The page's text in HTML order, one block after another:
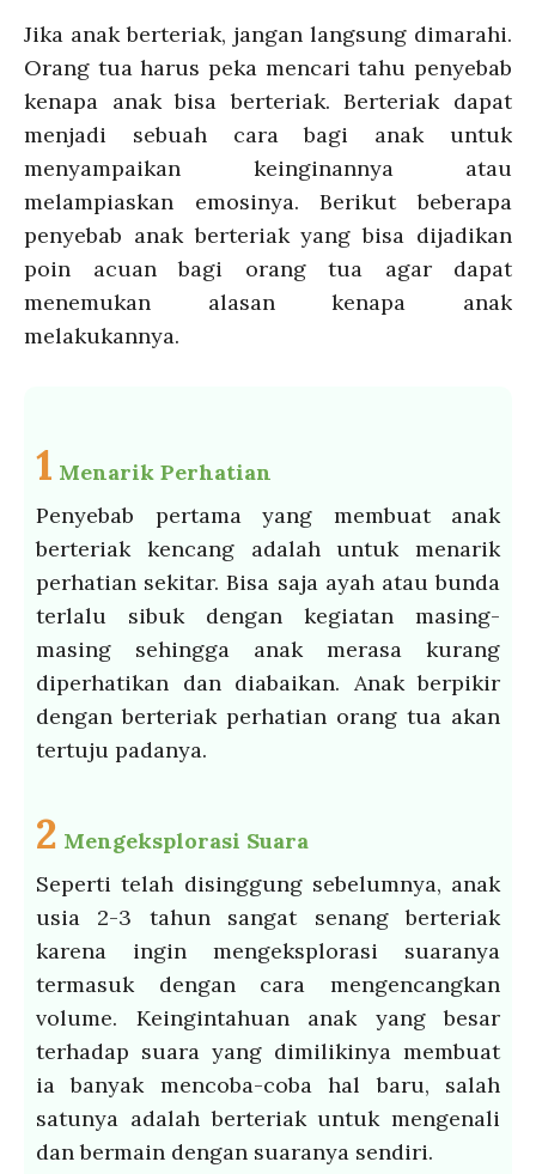
Jika anak berteriak, jangan langsung dimarahi.
Orang tua harus peka mencari tahu penyebab
kenapa anak bisa berteriak. Berteriak dapat
menjadi sebuah cara bagi anak untuk
menyampaikan keinginannya atau
melampiaskan emosinya. Berikut beberapa
penyebab anak berteriak yang bisa dijadikan
poin acuan bagi orang tua agar dapat
menemukan alasan kenapa anak
melakukannya.
1 Menarik Perhatian
Penyebab pertama yang membuat anak
berteriak kencang adalah untuk menarik
perhatian sekitar. Bisa saja ayah atau bunda
terlalu sibuk dengan kegiatan masing-
masing sehingga anak merasa kurang
diperhatikan dan diabaikan. Anak berpikir
dengan berteriak perhatian orang tua akan
tertuju padanya.
2 Mengeksplorasi Suara
Seperti telah disinggung sebelumnya, anak
usia 2-3 tahun sangat senang berteriak
karena ingin mengeksplorasi suaranya
termasuk dengan cara mengencangkan
volume. Keingintahuan anak yang besar
terhadap suara yang dimilikinya membuat
ia banyak mencoba-coba hal baru, salah
satunya adalah berteriak untuk mengenali
dan bermain dengan suaranya sendiri.